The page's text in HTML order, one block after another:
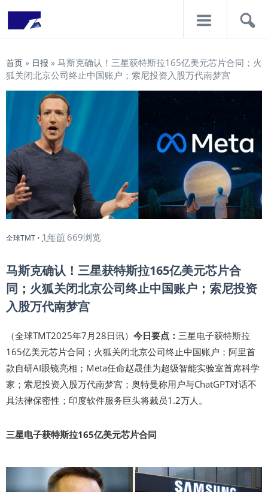
首页 » 日报 » 马斯克确认！三星获特斯拉165亿美元芯片合同；火
狐关闭北京公司终止中国账户；索尼投资入股万代南梦宫
全球TMT • 1年前 669浏览
马斯克确认！三星获特斯拉165亿美元芯片合
同；火狐关闭北京公司终止中国账户；索尼投资
入股万代南梦宫
（全球TMT2025年7月28日讯） 今日要点： 三星电子获特斯拉
165亿美元芯片合同；火狐关闭北京公司终止中国账户；阿里首
款自研AI眼镜亮相；Meta任命赵晟佳为超级智能实验室首席科学
家；索尼投资入股万代南梦宫；奥特曼称用户与ChatGPT对话不
具法律保密性；印度软件服务巨头将裁员1.2万人。
三星电子获特斯拉165亿美元芯片合同